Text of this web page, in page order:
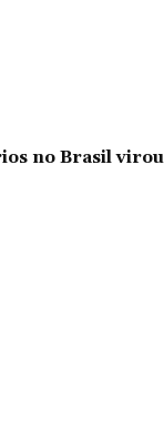
no Brasil